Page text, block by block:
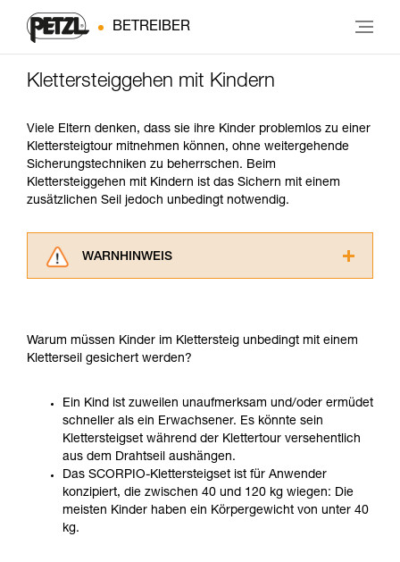
BETREIBER
Klettersteiggehen mit Kindern
Viele Eltern denken, dass sie ihre Kinder problemlos zu einer
Klettersteigtour mitnehmen können, ohne weitergehende
Sicherungstechniken zu beherrschen. Beim
Klettersteiggehen mit Kindern ist das Sichern mit einem
zusätzlichen Seil jedoch unbedingt notwendig.
WARNHINWEIS
ziehen. Um diese Zusatzinformationen
verstehen zu können, müssen Sie zuerst die in
Informationen richtig verstanden haben.
Die Beherrschung dieser Techniken setzt eine
entsprechende Ausbildung und ein spezielles
Training voraus. Prüfen Sie zusammen mit
einem Profi, ob Sie in der Lage sind, den
Vorgang alleine sicher zu wiederholen, bevor
Sie ihn eigenständig durchführen.
Warum müssen Kinder im Klettersteig unbedingt mit einem
Kletterseil gesichert werden?
Ein Kind ist zuweilen unaufmerksam und/oder ermüdet
schneller als ein Erwachsener. Es könnte sein
Klettersteigset während der Klettertour versehentlich
aus dem Drahtseil aushängen.
Das SCORPIO-Klettersteigset ist für Anwender
konzipiert, die zwischen 40 und 120 kg wiegen: Die
meisten Kinder haben ein Körpergewicht von unter 40
kg.